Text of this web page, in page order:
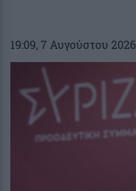
19:09, 7 Αυγούστου 2026